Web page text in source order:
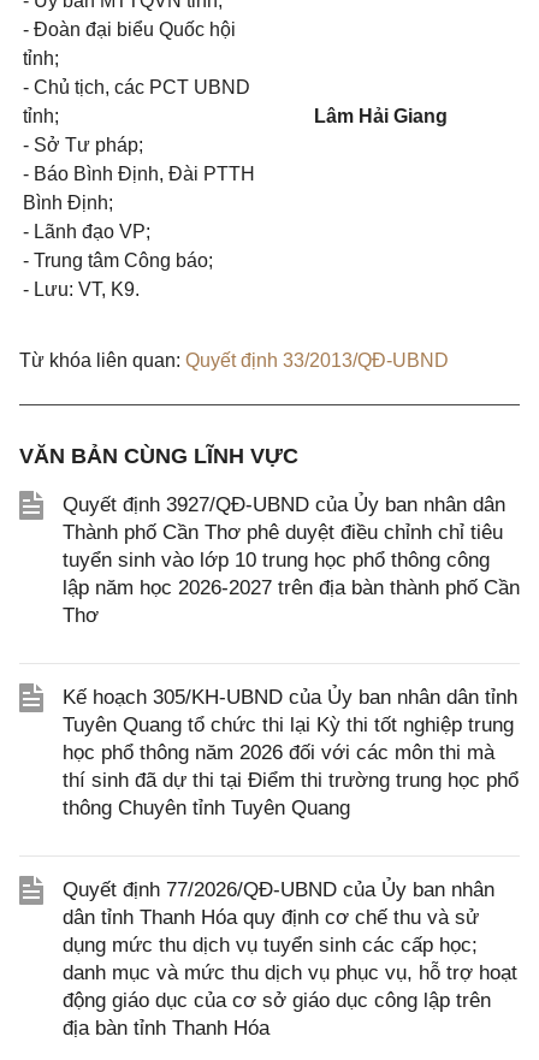
- Đoàn đại biểu Quốc hội
tỉnh;
- Chủ tịch, các PCT UBND
tỉnh;
- Sở Tư pháp;
- Báo Bình Định, Đài PTTH
Bình Định;
- Lãnh đạo VP;
- Trung tâm Công báo;
- Lưu: VT, K9.
Lâm Hải Giang
Từ khóa liên quan: Quyết định 33/2013/QĐ-UBND
VĂN BẢN CÙNG LĨNH VỰC
Quyết định 3927/QĐ-UBND của Ủy ban nhân dân
Thành phố Cần Thơ phê duyệt điều chỉnh chỉ tiêu
tuyển sinh vào lớp 10 trung học phổ thông công
lập năm học 2026-2027 trên địa bàn thành phố Cần
Thơ
Kế hoạch 305/KH-UBND của Ủy ban nhân dân tỉnh
Tuyên Quang tổ chức thi lại Kỳ thi tốt nghiệp trung
học phổ thông năm 2026 đối với các môn thi mà
thí sinh đã dự thi tại Điểm thi trường trung học phổ
thông Chuyên tỉnh Tuyên Quang
Quyết định 77/2026/QĐ-UBND của Ủy ban nhân
dân tỉnh Thanh Hóa quy định cơ chế thu và sử
dụng mức thu dịch vụ tuyển sinh các cấp học;
danh mục và mức thu dịch vụ phục vụ, hỗ trợ hoạt
động giáo dục của cơ sở giáo dục công lập trên
địa bàn tỉnh Thanh Hóa